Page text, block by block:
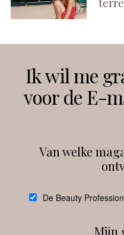
Instagram
Ik wil me
voor de E-
Van welke
De Beauty
Mijn